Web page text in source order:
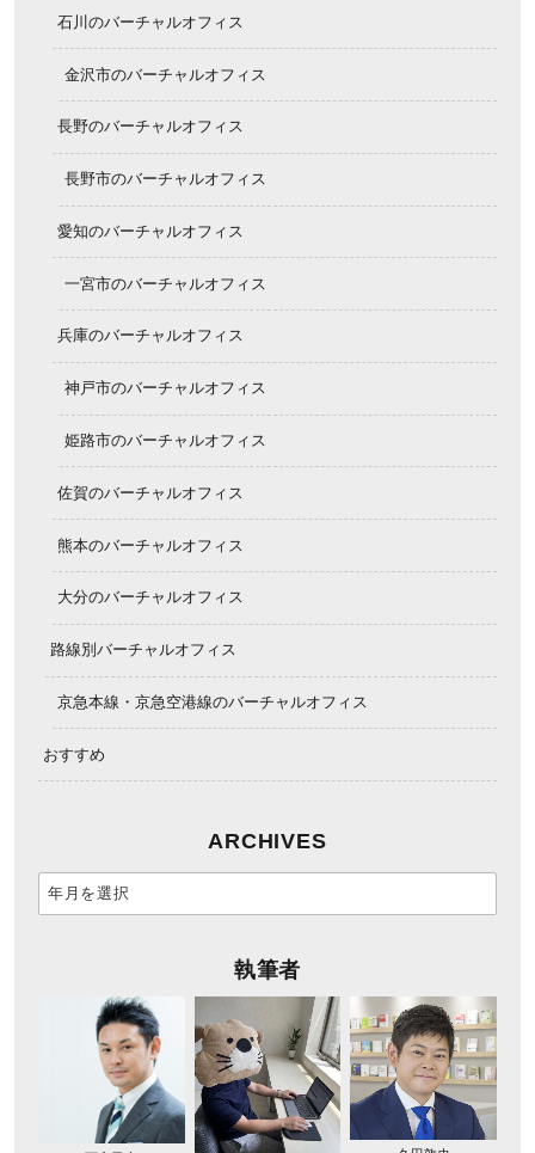
石川のバーチャルオフィス
金沢市のバーチャルオフィス
長野のバーチャルオフィス
長野市のバーチャルオフィス
愛知のバーチャルオフィス
一宮市のバーチャルオフィス
兵庫のバーチャルオフィス
神戸市のバーチャルオフィス
姫路市のバーチャルオフィス
佐賀のバーチャルオフィス
熊本のバーチャルオフィス
大分のバーチャルオフィス
路線別バーチャルオフィス
京急本線・京急空港線のバーチャルオフィス
おすすめ
ARCHIVES
執筆者